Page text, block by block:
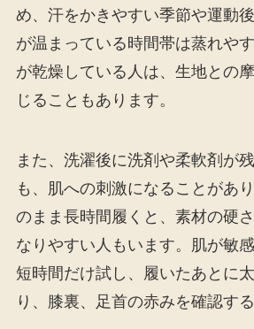
め、汗をかきやすい季節や運動
が温まっている時間帯は蒸れや
が乾燥している人は、生地との
じることもあります。
また、洗濯後に洗剤や柔軟剤が
も、肌への刺激になることがあ
のまま長時間履くと、素材の硬
なりやすい人もいます。肌が敏
短時間だけ試し、履いたあとに
り、膝裏、足首の赤みを確認す